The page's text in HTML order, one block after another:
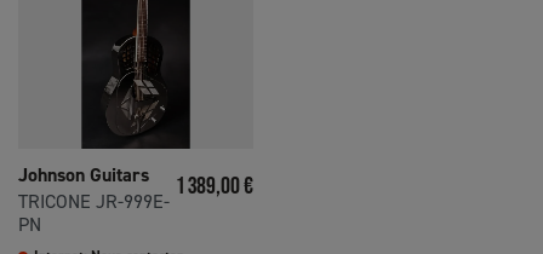
Johnson Guitars
TRICONE JR-999E-
PN
Prix
1 389,00 €